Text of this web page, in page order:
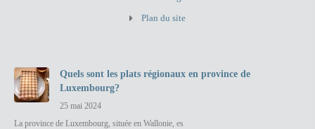
Plan du site
Quels sont les plats régionaux en province de
Luxembourg?
25 mai 2024
La province de Luxembourg, située en Wallonie, es